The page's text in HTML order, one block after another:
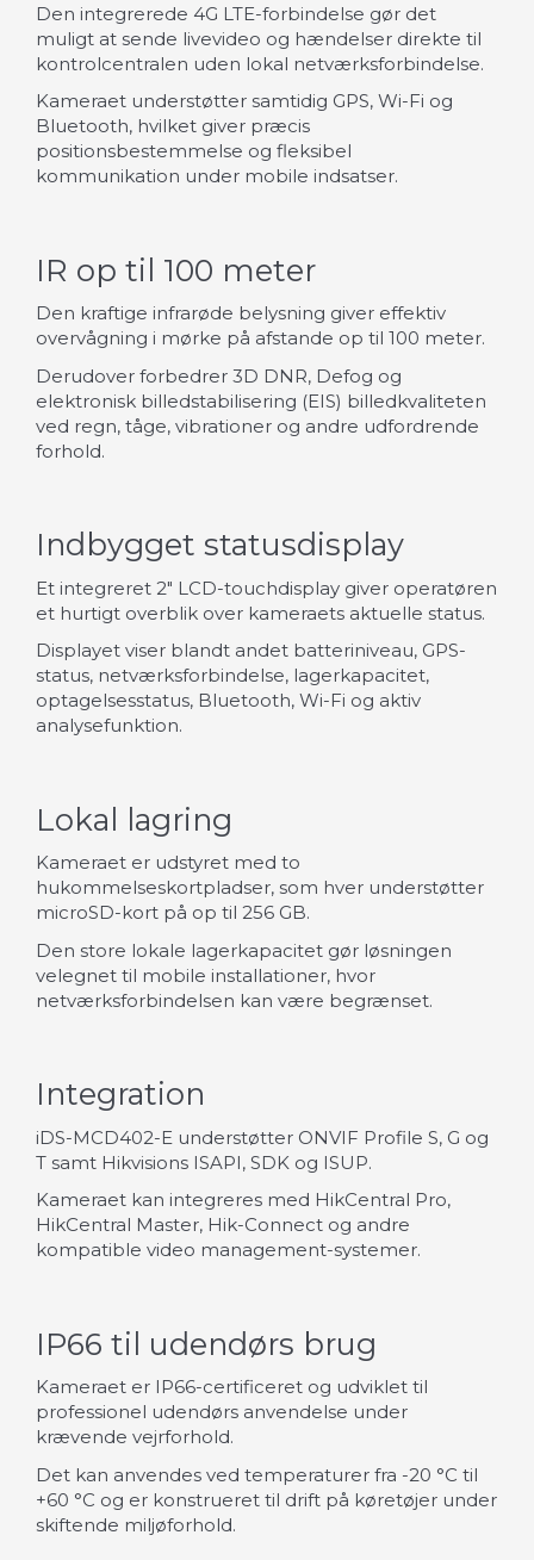
Den integrerede 4G LTE-forbindelse gør det
muligt at sende livevideo og hændelser direkte til
kontrolcentralen uden lokal netværksforbindelse.
Kameraet understøtter samtidig GPS, Wi-Fi og
Bluetooth, hvilket giver præcis
positionsbestemmelse og fleksibel
kommunikation under mobile indsatser.
IR op til 100 meter
Den kraftige infrarøde belysning giver effektiv
overvågning i mørke på afstande op til 100 meter.
Derudover forbedrer 3D DNR, Defog og
elektronisk billedstabilisering (EIS) billedkvaliteten
ved regn, tåge, vibrationer og andre udfordrende
forhold.
Indbygget statusdisplay
Et integreret 2" LCD-touchdisplay giver operatøren
et hurtigt overblik over kameraets aktuelle status.
Displayet viser blandt andet batteriniveau, GPS-
status, netværksforbindelse, lagerkapacitet,
optagelsesstatus, Bluetooth, Wi-Fi og aktiv
analysefunktion.
Lokal lagring
Kameraet er udstyret med to
hukommelseskortpladser, som hver understøtter
microSD-kort på op til 256 GB.
Den store lokale lagerkapacitet gør løsningen
velegnet til mobile installationer, hvor
netværksforbindelsen kan være begrænset.
Integration
iDS-MCD402-E understøtter ONVIF Profile S, G og
T samt Hikvisions ISAPI, SDK og ISUP.
Kameraet kan integreres med HikCentral Pro,
HikCentral Master, Hik-Connect og andre
kompatible video management-systemer.
IP66 til udendørs brug
Kameraet er IP66-certificeret og udviklet til
professionel udendørs anvendelse under
krævende vejrforhold.
Det kan anvendes ved temperaturer fra -20 °C til
+60 °C og er konstrueret til drift på køretøjer under
skiftende miljøforhold.